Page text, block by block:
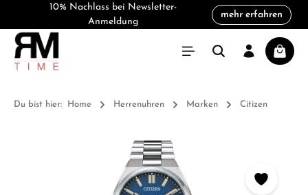
10% Nachlass bei Newsletter-
Anmeldung
mehr erfahren
Du bist hier: Home Herrenuhren Marken Citizen
Bildergalerie überspringen